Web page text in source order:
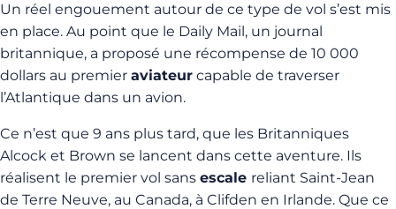
Un réel engouement autour de ce type de vol s’est mis
en place. Au point que le Daily Mail, un journal
britannique, a proposé une récompense de 10 000
dollars au premier aviateur capable de traverser
l’Atlantique dans un avion.
Ce n’est que 9 ans plus tard, que les Britanniques
Alcock et Brown se lancent dans cette aventure. Ils
réalisent le premier vol sans escale reliant Saint-Jean
de Terre Neuve, au Canada, à Clifden en Irlande. Que ce